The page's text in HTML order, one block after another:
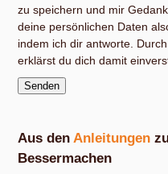
zu speichern und mir
deine persönlichen Daten
indem ich dir antworte.
erklärst du dich damit
Aus denAnleitungen
Bessermachen